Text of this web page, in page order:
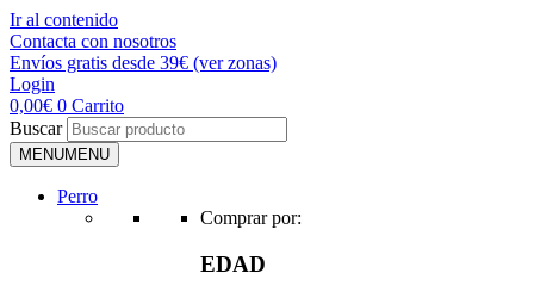
Ir al contenido
Contacta con nosotros
Envíos gratis desde 39€ (ver zonas)
Login
0,00€ 0 Carrito
Buscar
MENUMENU
Perro
Comprar por:
EDAD